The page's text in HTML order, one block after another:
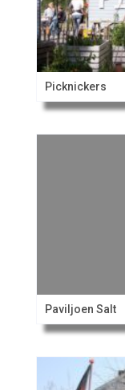
Picknickers
Paviljoen Salt